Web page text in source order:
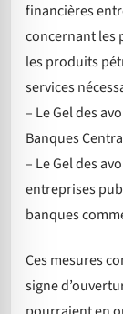
financières
concernant les
les produits
services
– Le Gel des
Banques
– Le Gel des
entreprises
banques
Ces mesures
signe